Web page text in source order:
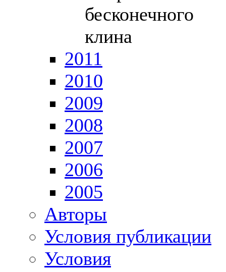
бесконечного
клина
2011
2010
2009
2008
2007
2006
2005
Авторы
Условия публикации
Условия